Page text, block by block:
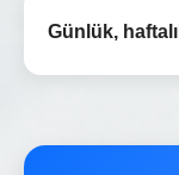
Günlük,